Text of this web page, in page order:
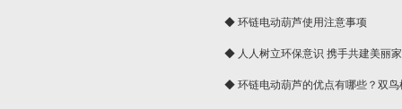
◆ 环链电动葫芦使用注意事项
◆ 人人树立环保意识 携手共建美丽
球◆ 环链电动葫芦的优点有哪些？双鸟